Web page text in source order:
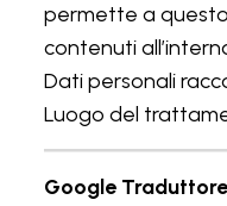
permette a
contenuti
Dati personali
Luogo del
Google